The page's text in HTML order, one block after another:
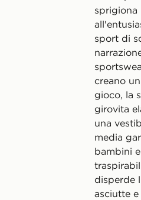
sprigiona
sport di
creano
gioco, la
girovita
una
media
bambini
disperde
asciutte